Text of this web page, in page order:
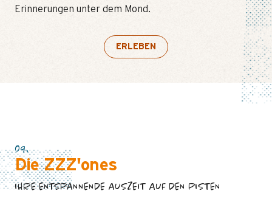
Erinnerungen unter dem Mond.
ERLEBEN
09.
Die ZZZ'ones
IHRE ENTSPANNENDE AUSZEIT AUF DEN PISTEN